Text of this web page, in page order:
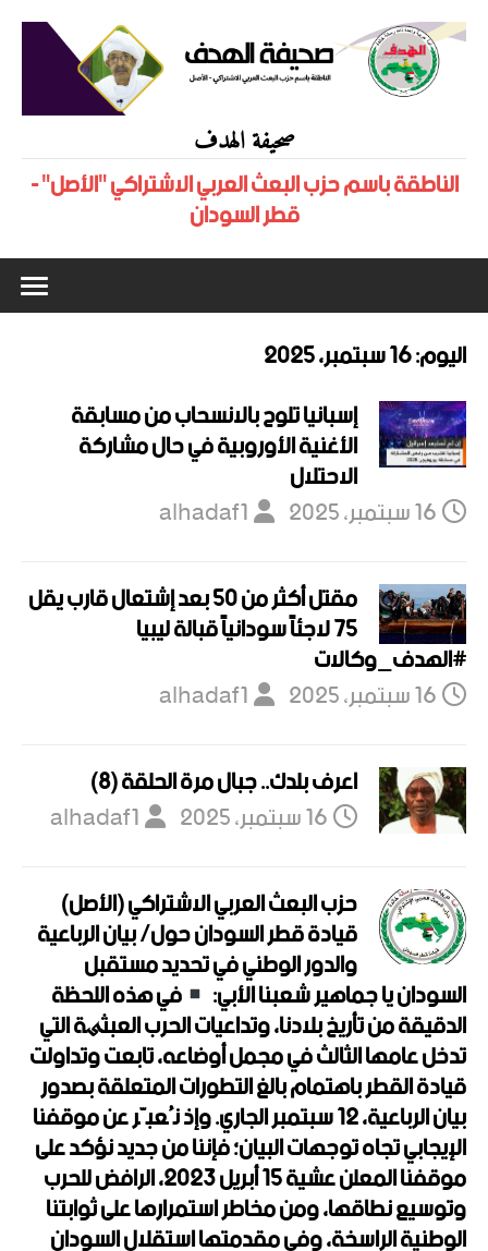
صحيفة الهدف
الناطقة باسم حزب البعث العربي الاشتراكي "الأصل" -
قطر السودان
اليوم:16 سبتمبر، 2025
إسبانيا تلوح بالانسحاب من مسابقة
الأغنية الأوروبية في حال مشاركة
الاحتلال
16 سبتمبر، 2025
alhadaf1
مقتل أكثر من 50 بعد إشتعال قارب يقل
75 لاجئاً سودانياً قبالة ليبيا
#الهدف_وكالات
16 سبتمبر، 2025
alhadaf1
اعرف بلدك.. جبال مرة الحلقة (8)
16 سبتمبر، 2025
alhadaf1
حزب البعث العربي الاشتراكي (الأصل)
قيادة قطر السودان حول/ بيان الرباعية
والدور الوطني في تحديد مستقبل
السودان يا جماهير شعبنا الأبي: في هذه اللحظة
الدقيقة من تأريخ بلادنا، وتداعيات الحرب العبثیة التي
تدخل عامها الثالث في مجمل أوضاعه، تابعت وتداولت
قيادة القطر باهتمام بالغ التطورات المتعلقة بصدور
بيان الرباعية، 12 سبتمبر الجاري. وإذ نُعبّر عن موقفنا
الإيجابي تجاه توجهات البيان؛ فإننا من جديد نؤكد على
موقفنا المعلن عشية 15 أبريل 2023، الرافض للحرب
وتوسيع نطاقها، ومن مخاطر استمرارها على ثوابتنا